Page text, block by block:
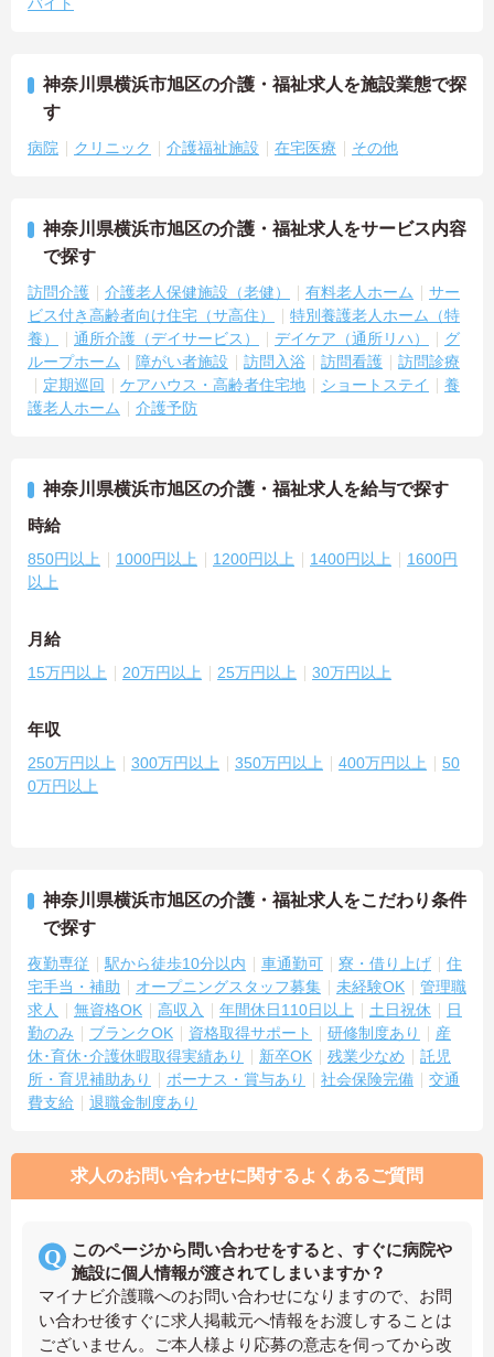
神奈川県横浜市旭区の介護・福祉求人を施設業態で探
す
病院 クリニック 介護福祉施設 在宅医療 その他
神奈川県横浜市旭区の介護・福祉求人をサービス内容
で探す
訪問介護 介護老人保健施設（老健） 有料老人ホーム
サー
ビス付き高齢者向け住宅（サ高住）
特別養護老人ホーム（特
養）
通所介護（デイサービス） デイケア（通所リハ）
グ
ループホーム
障がい者施設 訪問入浴 訪問看護
訪問診療
定期巡回
ケアハウス・高齢者住宅地 ショートステイ
養
護老人ホーム
介護予防
神奈川県横浜市旭区の介護・福祉求人を給与で探す
時給
850円以上 1000円以上 1200円以上 1400円以上
1600円
以上
月給
15万円以上 20万円以上 25万円以上 30万円以上
年収
250万円以上 300万円以上 350万円以上 400万円以上
50
0万円以上
神奈川県横浜市旭区の介護・福祉求人をこだわり条件
で探す
夜勤専従 駅から徒歩10分以内 車通勤可 寮・借り上げ
住
宅手当・補助
オープニングスタッフ募集 未経験OK
管理職
求人
無資格OK 高収入 年間休日110日以上 土日祝休
日
勤のみ
ブランクOK 資格取得サポート 研修制度あり
産
休･育休･介護休暇取得実績あり
新卒OK 残業少なめ
託児
所・育児補助あり
ボーナス・賞与あり 社会保険完備
交通
費支給
退職金制度あり
求人のお問い合わせに関するよくあるご質問
このページから問い合わせをすると、すぐに病院や
施設に個人情報が渡されてしまいますか？
マイナビ介護職へのお問い合わせになりますので、お問
い合わせ後すぐに求人掲載元へ情報をお渡しすることは
ございません。ご本人様より応募の意志を伺ってから改